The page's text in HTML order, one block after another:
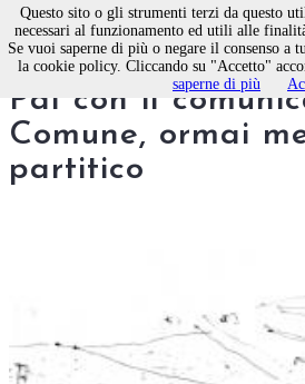
Pirp Molfetta, la
Pdl con il
Comune, ormai
partitico
Questo sito o gli strumenti terzi da questo
necessari al funzionamento ed utili alle
Se vuoi saperne di più o negare il consenso a
la cookie policy. Cliccando su "Accetto"
saperne di più